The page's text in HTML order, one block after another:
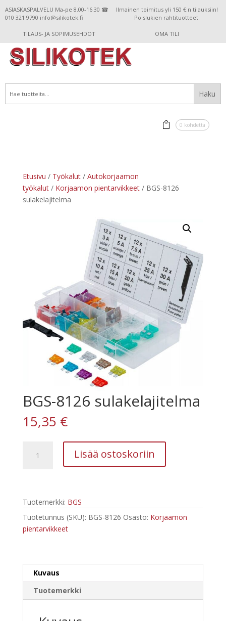
ASIASKASPALVELU Ma-pe 8.00-16.30 ☎
010 321 9790 info@silikotek.fi
Ilmainen toimitus yli 150 €:n tilauksiin!
Poislukien rahtituotteet.
TILAUS- JA SOPIMUSEHDOT OMA TILI
0 kohdetta
Etusivu / Työkalut/ Autokorjaamon
työkalut/ Korjaamon pientarvikkeet/ BGS-8126
sulakelajitelma
BGS-8126 sulakelajitelma
15,35 €
8126
Lisää ostoskoriin
Tuotemerkki: BGS
Tuotetunnus (SKU): BGS-8126 Osasto: Korjaamon
pientarvikkeet
Kuvaus
Tuotemerkki